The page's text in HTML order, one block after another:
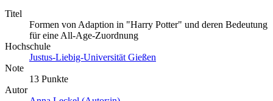
Titel
Formen von Adaption in "Harry Potter" und deren Bedeutung
für eine All-Age-Zuordnung
Hochschule
Justus-Liebig-Universität Gießen
Note
13 Punkte
Autor